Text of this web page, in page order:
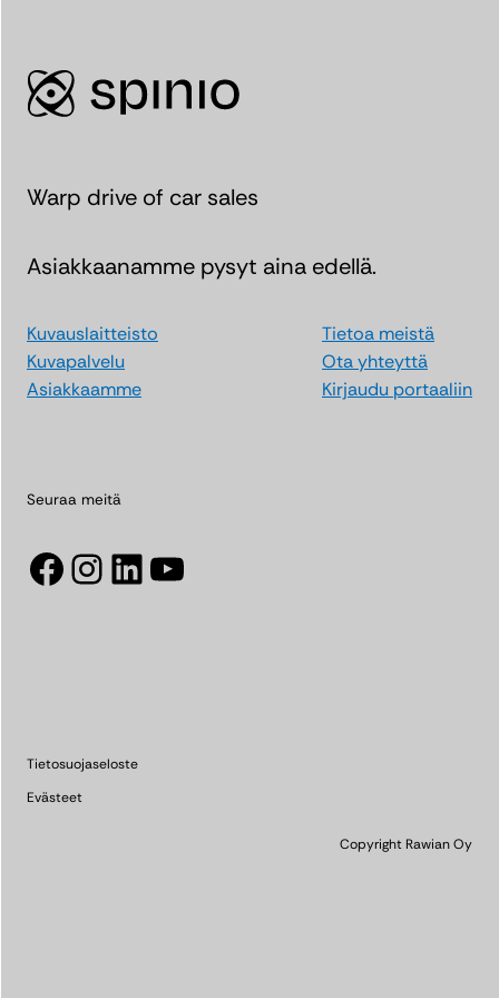
Warp drive of car sales
Asiakkaanamme pysyt aina edellä.
Kuvauslaitteisto
Kuvapalvelu
Asiakkaamme
Tietoa meistä
Ota yhteyttä
Kirjaudu portaaliin
Seuraa meitä
Facebook
Instagram
LinkedIn
YouTube
Tietosuojaseloste
Evästeet
Copyright Rawian Oy